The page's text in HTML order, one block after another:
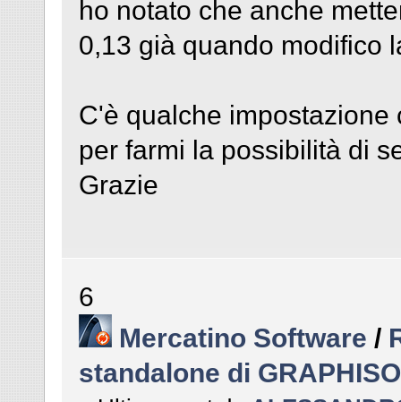
ho notato che anche
0,13 già quando modifico
C'è qualche
per farmi la possibilità di
Grazie
6
Mercatino Software /
standalone di